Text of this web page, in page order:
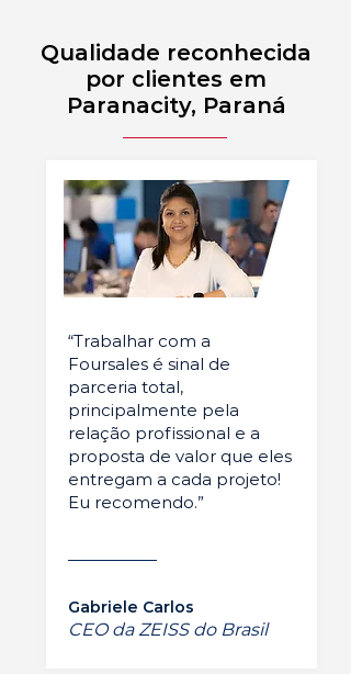
Qualidade reconhecida
por clientes em
Paranacity, Paraná
“Trabalhar com a
Foursales é sinal de
parceria total,
principalmente pela
relação profissional e a
proposta de valor que eles
entregam a cada projeto!
Eu recomendo.”
Gabriele Carlos
CEO da ZEISS do Brasil